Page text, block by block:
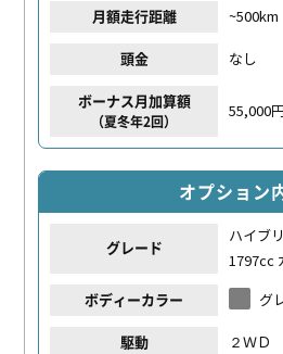
月額走行距離 ~500km
頭金 なし
ボーナス月加算額
（夏冬年2回）
55,000円
オプション
グレード
ハイブ
1797cc
ボディーカラー グ
駆動 ２ＷＤ